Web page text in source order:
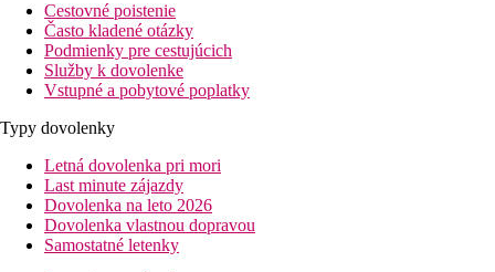
Cestovné poistenie
Často kladené otázky
Podmienky pre cestujúcich
Služby k dovolenke
Vstupné a pobytové poplatky
Typy dovolenky
Letná dovolenka pri mori
Last minute zájazdy
Dovolenka na leto 2026
Dovolenka vlastnou dopravou
Samostatné letenky